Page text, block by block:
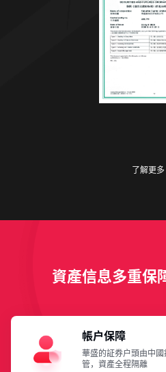
了解更多
資產信息多重保
帳户保障
華盛的証券户頭由中
管，資產全程隔離